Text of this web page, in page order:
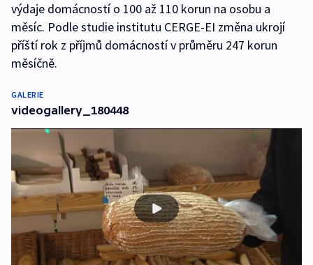
výdaje domácností o 100 až 110 korun na osobu a
měsíc. Podle studie institutu CERGE-EI změna ukrojí
příští rok z příjmů domácností v průměru 247 korun
měsíčně.
GALERIE
videogallery_180448